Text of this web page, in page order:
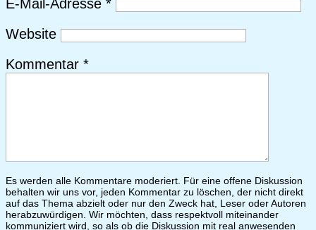
E-Mail-Adresse *
Website
Kommentar *
Es werden alle Kommentare moderiert. Für eine offene Diskussion
behalten wir uns vor, jeden Kommentar zu löschen, der nicht direkt
auf das Thema abzielt oder nur den Zweck hat, Leser oder Autoren
herabzuwürdigen. Wir möchten, dass respektvoll miteinander
kommuniziert wird, so als ob die Diskussion mit real anwesenden